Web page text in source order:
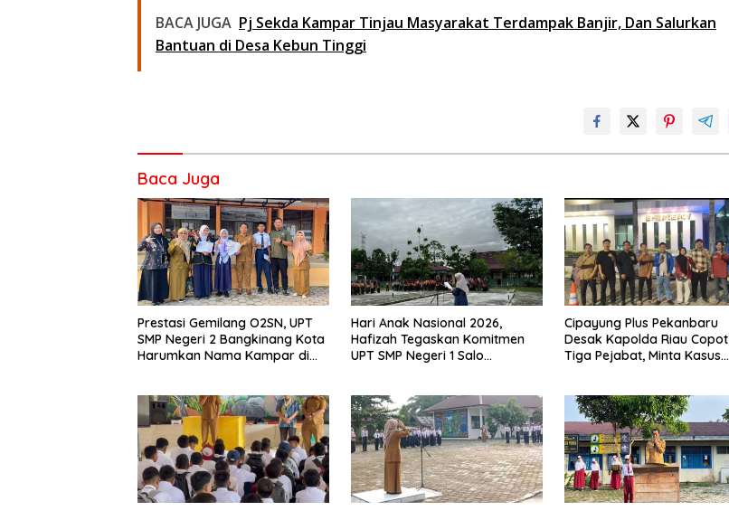
BACA JUGA Pj Sekda Kampar Tinjau Masyarakat Terdampak Banjir, Dan Salurkan
Bantuan di Desa Kebun Tinggi
Baca Juga
Prestasi Gemilang O2SN, UPT
SMP Negeri 2 Bangkinang Kota
Harumkan Nama Kampar di
Hari Anak Nasional 2026,
Hafizah Tegaskan Komitmen
UPT SMP Negeri 1 Salo
Cipayung Plus Pekanbaru
Desak Kapolda Riau Copot
Tiga Pejabat, Minta Kasus